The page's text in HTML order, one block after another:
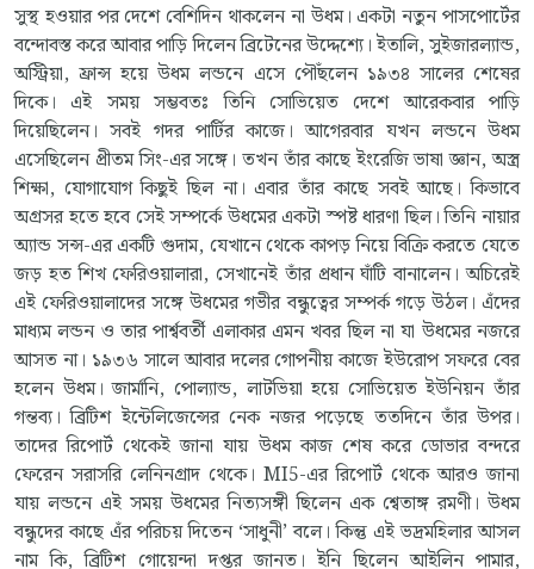
সুস্থ হওয়ার পর দেশে বেশিদিন থাকলেন না উধম। একটা নতুন পাসপোর্টের
বন্দোবস্ত করে আবার পাড়ি দিলেন ব্রিটেনের উদ্দেশ্যে। ইতালি, সুইজারল্যান্ড,
অস্ট্রিয়া, ফ্রান্স হয়ে উধম লন্ডনে এসে পৌঁছলেন ১৯৩৪ সালের শেষের
দিকে। এই সময় সম্ভবতঃ তিনি সোভিয়েত দেশে আরেকবার পাড়ি
দিয়েছিলেন। সবই গদর পার্টির কাজে। আগেরবার যখন লন্ডনে উধম
এসেছিলেন প্রীতম সিং-এর সঙ্গে। তখন তাঁর কাছে ইংরেজি ভাষা জ্ঞান, অস্ত্র
শিক্ষা, যোগাযোগ কিছুই ছিল না। এবার তাঁর কাছে সবই আছে। কিভাবে
অগ্রসর হতে হবে সেই সম্পর্কে উধমের একটা স্পষ্ট ধারণা ছিল। তিনি নায়ার
অ্যান্ড সন্স-এর একটি গুদাম, যেখানে থেকে কাপড় নিয়ে বিক্রি করতে যেতে
জড় হত শিখ ফেরিওয়ালারা, সেখানেই তাঁর প্রধান ঘাঁটি বানালেন। অচিরেই
এই ফেরিওয়ালাদের সঙ্গে উধমের গভীর বন্ধুত্বের সম্পর্ক গড়ে উঠল। এঁদের
মাধ্যম লন্ডন ও তার পার্শ্ববর্তী এলাকার এমন খবর ছিল না যা উধমের নজরে
আসত না। ১৯৩৬ সালে আবার দলের গোপনীয় কাজে ইউরোপ সফরে বের
হলেন উধম। জার্মানি, পোল্যান্ড, লাটভিয়া হয়ে সোভিয়েত ইউনিয়ন তাঁর
গন্তব্য। ব্রিটিশ ইন্টেলিজেন্সের নেক নজর পড়েছে ততদিনে তাঁর উপর।
তাদের রিপোর্ট থেকেই জানা যায় উধম কাজ শেষ করে ডোভার বন্দরে
ফেরেন সরাসরি লেনিনগ্রাদ থেকে। MI5-এর রিপোর্ট থেকে আরও জানা
যায় লন্ডনে এই সময় উধমের নিত্যসঙ্গী ছিলেন এক শ্বেতাঙ্গ রমণী। উধম
বন্ধুদের কাছে এঁর পরিচয় দিতেন ‘সাধুনী’ বলে। কিন্তু এই ভদ্রমহিলার আসল
নাম কি, ব্রিটিশ গোয়েন্দা দপ্তর জানত। ইনি ছিলেন আইলিন পামার,